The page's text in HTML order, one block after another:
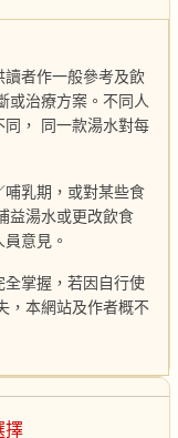
者作一般參考及飲
或治療方案。不同人
， 同一款湯水對每
乳期，或對某些食
益湯水或更改飲食
意見。
掌握，若因自行使
，本網站及作者概不
擇